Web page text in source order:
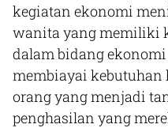
kegiatan ekonomi
wanita yang memiliki
dalam bidang
membiayai kebutuhan
orang yang menjadi
penghasilan yang